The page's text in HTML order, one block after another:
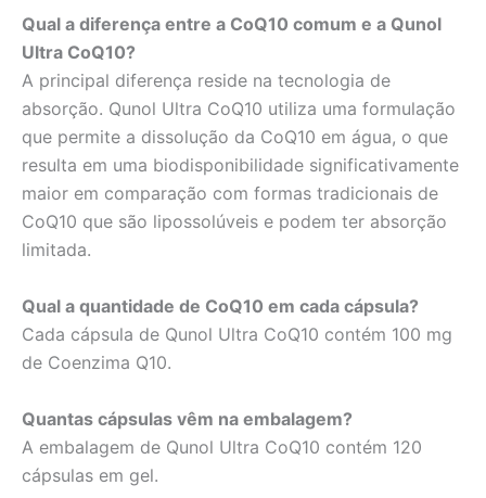
Qual a diferença entre a CoQ10 comum e a Qunol
Ultra CoQ10?
A principal diferença reside na tecnologia de
absorção. Qunol Ultra CoQ10 utiliza uma formulação
que permite a dissolução da CoQ10 em água, o que
resulta em uma biodisponibilidade significativamente
maior em comparação com formas tradicionais de
CoQ10 que são lipossolúveis e podem ter absorção
limitada.
Qual a quantidade de CoQ10 em cada cápsula?
Cada cápsula de Qunol Ultra CoQ10 contém 100 mg
de Coenzima Q10.
Quantas cápsulas vêm na embalagem?
A embalagem de Qunol Ultra CoQ10 contém 120
cápsulas em gel.